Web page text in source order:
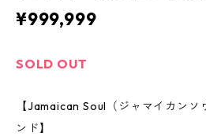
¥999,999
SOLD OUT
【Jamaican Soul（ジャマイカンソ
ンド】